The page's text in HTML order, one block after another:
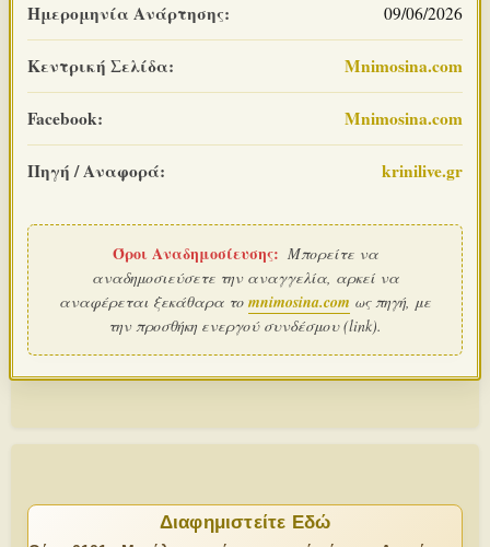
Ημερομηνία Ανάρτησης: 09/06/2026
Κεντρική Σελίδα: Mnimosina.com
Facebook: Mnimosina.com
Πηγή / Αναφορά: krinilive.gr
Όροι Αναδημοσίευσης: Μπορείτε να
αναδημοσιεύσετε την αναγγελία, αρκεί να
αναφέρεται ξεκάθαρα το mnimosina.com ως πηγή, με
την προσθήκη ενεργού συνδέσμου (link).
Διαφημιστείτε Εδώ